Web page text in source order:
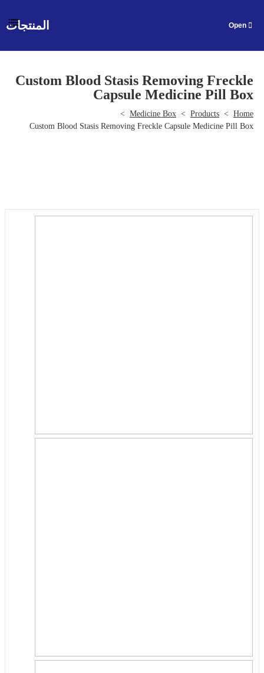
AR
Custom Blood Stasis Removing Freckle
Capsule Medicine Pill Box
Home
>
Products
>
Medicine Box
>
Custom Blood Stasis Removing Freckle Capsule Medicine Pill Box
المنتجات